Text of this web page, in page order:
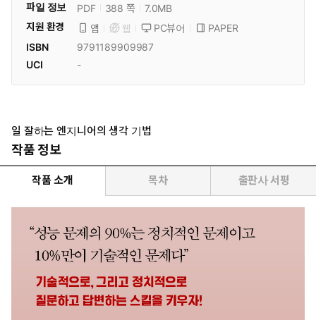
파일 정보
PDF 388 쪽
7.0MB
지원 환경
앱 웹 PC뷰어
PAPER
ISBN
9791189909987
UCI
-
일 잘하는 엔지니어의 생각 기법
작품 정보
작품 소개 목차 출판사 서평